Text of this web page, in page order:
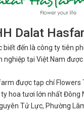
Dalat
biết đến là công ty tiên
nghiệp tại Việt Nam
được tạp chí Flowers
hoa tươi lớn nhất Đông
Tử Lực, Phường